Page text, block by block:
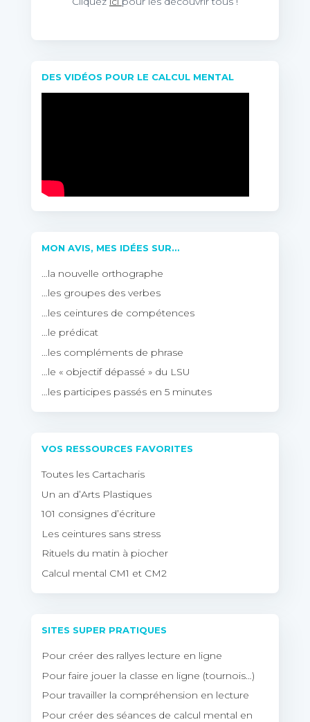
DES VIDÉOS POUR LE CALCUL MENTAL
MON AVIS, MES IDÉES SUR…
…la nouvelle orthographe
…les groupes des verbes
…les ceintures de compétences
…le prédicat
…les compléments de phrase
…le « objectif dépassé » du LSU
…les participes passés en 5 minutes
VOS RESSOURCES FAVORITES
Toutes les Cartacharis
Un an d’Arts Plastiques
101 consignes d’écriture
Les ceintures sans stress
Rituels du matin à piocher
Calcul mental CM1 et CM2
SITES SUPER PRATIQUES
Pour créer des rallyes lecture en ligne
Pour faire jouer la classe en ligne (tournois…)
Pour travailler la compréhension en lecture
Pour créer des séances de calcul mental en